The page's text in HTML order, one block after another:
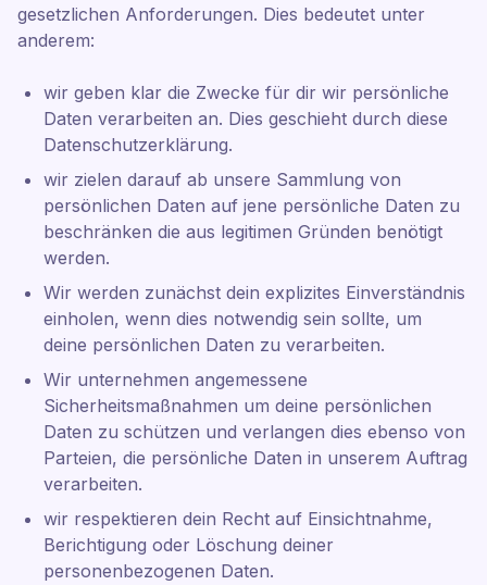
gesetzlichen Anforderungen. Dies bedeutet unter
anderem:
wir geben klar die Zwecke für dir wir persönliche
Daten verarbeiten an. Dies geschieht durch diese
Datenschutzerklärung.
wir zielen darauf ab unsere Sammlung von
persönlichen Daten auf jene persönliche Daten zu
beschränken die aus legitimen Gründen benötigt
werden.
Wir werden zunächst dein explizites Einverständnis
einholen, wenn dies notwendig sein sollte, um
deine persönlichen Daten zu verarbeiten.
Wir unternehmen angemessene
Sicherheitsmaßnahmen um deine persönlichen
Daten zu schützen und verlangen dies ebenso von
Parteien, die persönliche Daten in unserem Auftrag
verarbeiten.
wir respektieren dein Recht auf Einsichtnahme,
Berichtigung oder Löschung deiner
personenbezogenen Daten.